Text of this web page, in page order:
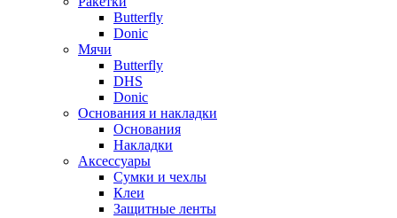
Butterfly
Donic
Мячи
Butterfly
DHS
Donic
Основания и накладки
Основания
Накладки
Аксессуары
Сумки и чехлы
Клеи
Защитные ленты